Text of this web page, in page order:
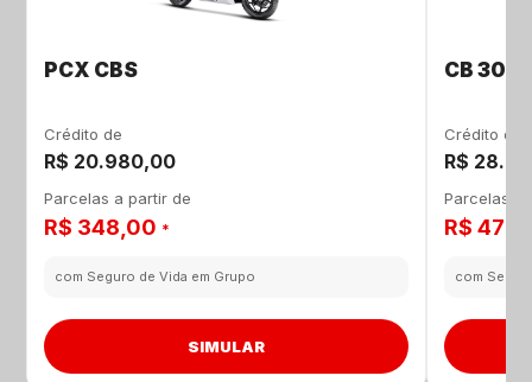
PCX CBS
Crédito de
R$ 20.980,00
Parcelas a partir de
R$ 348,00 *
com Seguro de Vida em Grupo
SIMULAR
CB
Crédito de
R$
Parcelas a
R$
com